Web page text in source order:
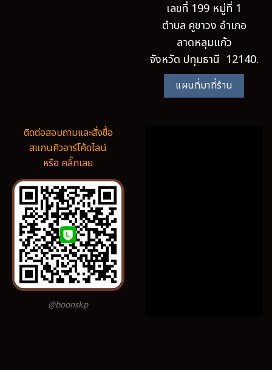
เลขที่ 199 หมู่ที่ 1
ตำบล คูขาวง อำเภอ
ลาดหลุมแก้ว
จังหวัด ปทุมธานี 12140.
แผนที่มาที่ร้าน
ติดต่อสอบถามและสั่งซื้อ
สแกนคิวอาร์โค้ดไลน์
หรือ คลิ๊กเลย
@boonskp